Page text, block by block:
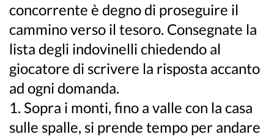
concorrente è degno di proseguire il
cammino verso il tesoro. Consegnate la
lista degli indovinelli chiedendo al
giocatore di scrivere la risposta accanto
ad ogni domanda.
1. Sopra i monti, fino a valle con la casa
sulle spalle, si prende tempo per andare